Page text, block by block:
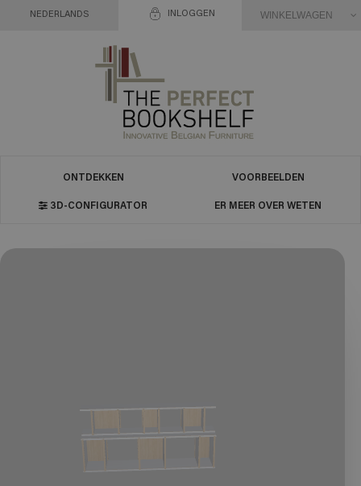
INLOGGEN
NEDERLANDS WINKELWAGEN
ONTDEKKEN VOORBEELDEN
3D-CONFIGURATOR ER MEER OVER WETEN